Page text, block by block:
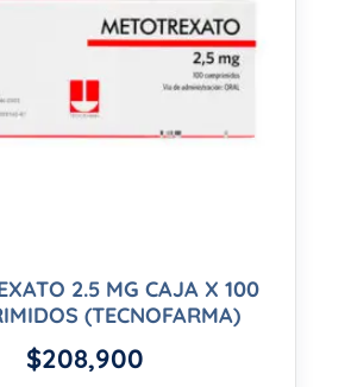
2.5 MG CAJA X 100
(TECNOFARMA)
$208,900